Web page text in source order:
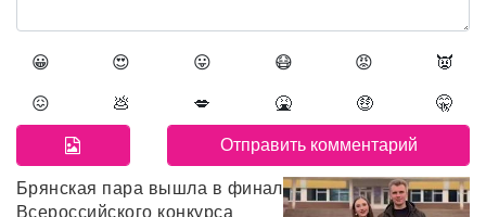
😀 😍 😛 😷 😡 👿
😖 💩 💋 🤮 🤑 🤫
Брянская пара вышла в финал
Всероссийского конкурса